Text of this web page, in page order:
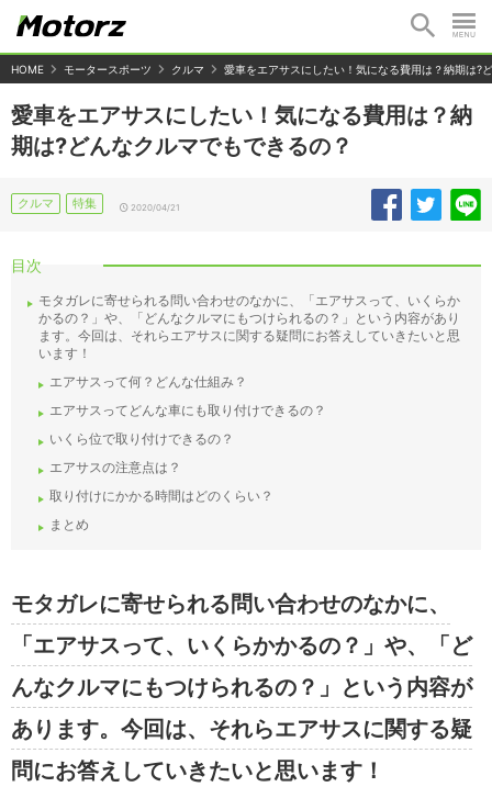
HOME モータースポーツ クルマ 愛車をエアサスにしたい！気になる費用は？納期は?
愛車をエアサスにしたい！気になる費用は？納
期は?どんなクルマでもできるの？
クルマ 特集 2020/04/21
目次
モタガレに寄せられる問い合わせのなかに、「エアサスって、いくらか
かるの？」や、「どんなクルマにもつけられるの？」という内容があり
ます。今回は、それらエアサスに関する疑問にお答えしていきたいと思
います！
エアサスって何？どんな仕組み？
エアサスってどんな車にも取り付けできるの？
いくら位で取り付けできるの？
エアサスの注意点は？
取り付けにかかる時間はどのくらい？
まとめ
モタガレに寄せられる問い合わせのなかに、
「エアサスって、いくらかかるの？」や、「ど
んなクルマにもつけられるの？」という内容が
あります。今回は、それらエアサスに関する疑
問にお答えしていきたいと思います！